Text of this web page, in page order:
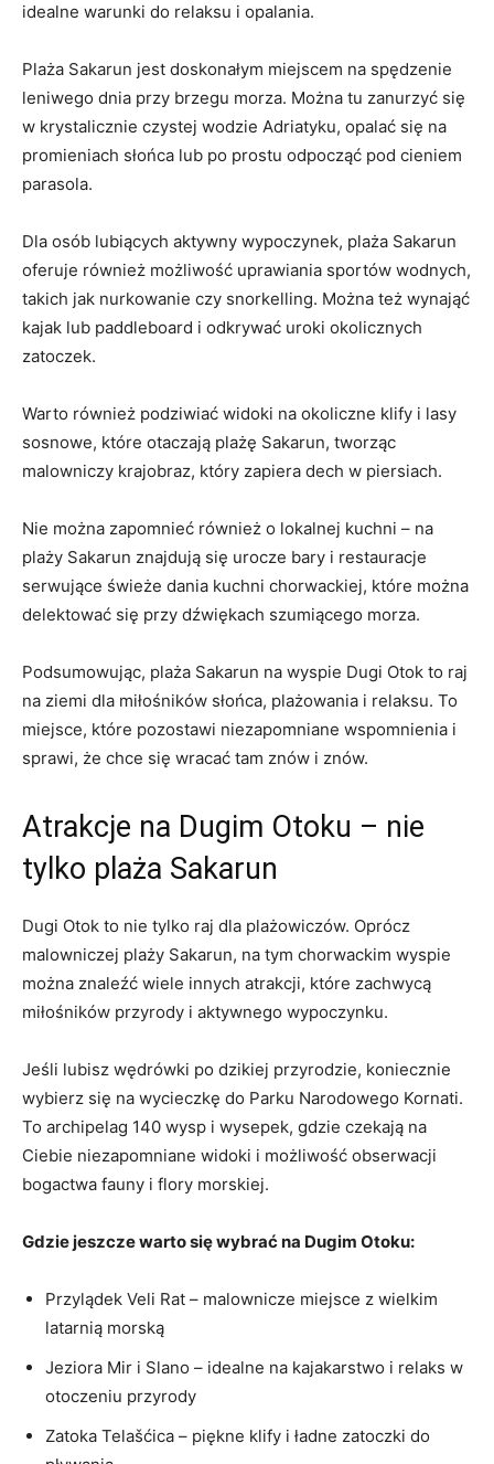
⁣idealne⁣ warunki do relaksu i opalania.
Plaża‌ Sakarun jest ​doskonałym miejscem na⁣ spędzenie
leniwego dnia przy‍ brzegu morza. Można‌ tu zanurzyć‌ się
w ⁣krystalicznie czystej ⁤wodzie ​Adriatyku, opalać⁤ się ⁤na
promieniach słońca lub⁤ po​ prostu odpocząć‍ pod⁣ cieniem
parasola.
Dla osób​ lubiących ⁤aktywny wypoczynek, plaża ⁤Sakarun⁢
oferuje również możliwość ⁣uprawiania ⁣sportów wodnych,‌
takich jak nurkowanie czy snorkelling. ‌Można też wynająć
kajak lub paddleboard ‍i odkrywać uroki​ okolicznych
‍zatoczek.
Warto również ‌podziwiać widoki na okoliczne‌ klify i lasy⁢
sosnowe,‍ które otaczają⁤ plażę ‌Sakarun, tworząc
malowniczy krajobraz,⁤ który zapiera⁢ dech w piersiach.
Nie można ⁣zapomnieć również ​o​ lokalnej ‍kuchni –‍ na⁢
plaży Sakarun znajdują się urocze bary i restauracje
serwujące świeże⁢ dania ‌kuchni chorwackiej, które ‌można
⁤delektować ⁢się przy⁣ dźwiękach szumiącego morza.
Podsumowując, plaża Sakarun na ⁢wyspie Dugi Otok ⁣to raj
na ‍ziemi dla miłośników słońca, plażowania i relaksu. To
miejsce, ‍które ⁢pozostawi niezapomniane wspomnienia i
⁣sprawi, że ​chce się‌ wracać tam znów i ⁤znów.
Atrakcje na Dugim Otoku – nie
⁢tylko plaża Sakarun
Dugi ⁣Otok​ to nie tylko raj ⁣dla ⁢plażowiczów. Oprócz
malowniczej ‌plaży Sakarun, na tym chorwackim wyspie
można znaleźć wiele innych​ atrakcji, które zachwycą
miłośników przyrody i aktywnego wypoczynku.
Jeśli lubisz wędrówki po ⁤dzikiej ‌przyrodzie, koniecznie
wybierz się na wycieczkę do Parku ⁤Narodowego Kornati.
To archipelag 140 wysp⁤ i wysepek, ​gdzie czekają ⁢na⁤
Ciebie ‌niezapomniane widoki‌ i możliwość ‍obserwacji‌
bogactwa fauny i‍ flory morskiej.
Gdzie jeszcze warto się wybrać na ​Dugim Otoku:
Przylądek Veli Rat – malownicze ​miejsce z wielkim
latarnią morską
Jeziora Mir i Slano –​ idealne⁣ na kajakarstwo i relaks w
otoczeniu przyrody
Zatoka Telašćica​ – piękne klify i ‌ładne ‌zatoczki do